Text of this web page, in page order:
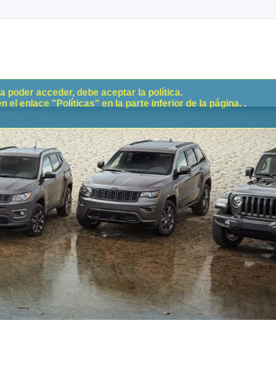
poder acceder, debe aceptar la política.
el enlace "Políticas" en la parte inferior de la página. .